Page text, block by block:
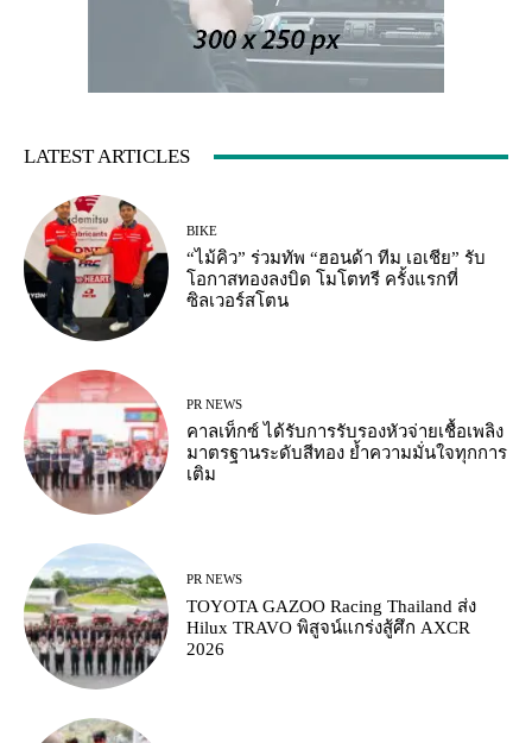
LATEST ARTICLES
BIKE
“ไม้คิว” ร่วมทัพ “ฮอนด้า ทีม เอเชีย” รับ
โอกาสทองลงบิด โมโตทรี ครั้งแรกที่
ซิลเวอร์สโตน
PR NEWS
คาลเท็กซ์ ได้รับการรับรองหัวจ่ายเชื้อเพลิง
มาตรฐานระดับสีทอง ย้ำความมั่นใจทุกการ
เติม
PR NEWS
TOYOTA GAZOO Racing Thailand ส่ง
Hilux TRAVO พิสูจน์แกร่งสู้ศึก AXCR
2026